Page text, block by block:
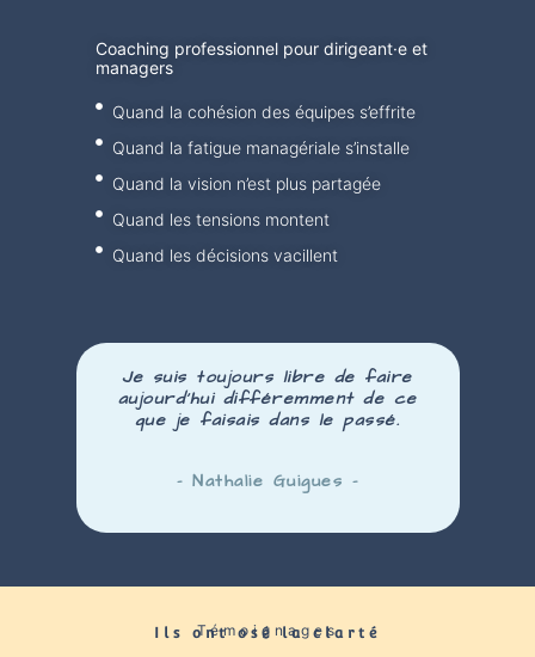
Je suis toujours libre de faire
aujourd’hui différemmentde ce
que je faisais dans le passé.
– Nathalie Guigues –
Coaching professionnel pour dirigeant·e et
managers
Quand la cohésion des équipes s’effrite
Quand la fatigue managériale s’installe
Quand la vision n’est plus partagée
Quand les tensions montent
Quand les décisions vacillent
Témoignages
Ils ont osé la clarté​